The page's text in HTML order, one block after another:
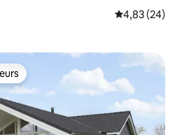
Note
4,83 (24)
parmi les plus aimés